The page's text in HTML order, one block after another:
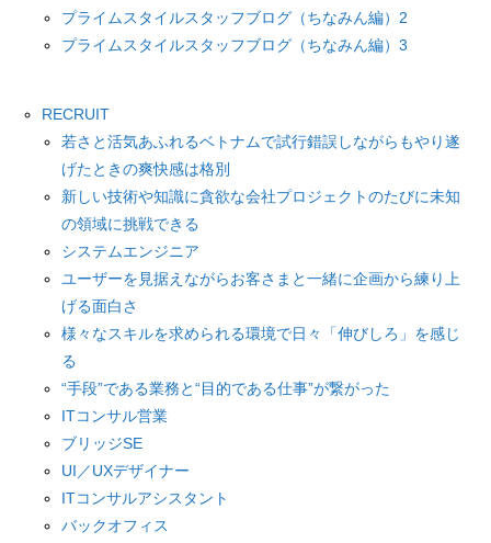
プライムスタイルスタッフブログ（ちなみん編）2
プライムスタイルスタッフブログ（ちなみん編）3
RECRUIT
若さと活気あふれるベトナムで試行錯誤しながらもやり遂
げたときの爽快感は格別
新しい技術や知識に貪欲な会社プロジェクトのたびに未知
の領域に挑戦できる
システムエンジニア
ユーザーを見据えながらお客さまと一緒に企画から練り上
げる面白さ
様々なスキルを求められる環境で日々「伸びしろ」を感じ
る
“手段”である業務と“目的である仕事”が繋がった
ITコンサル営業
ブリッジSE
UI／UXデザイナー
ITコンサルアシスタント
バックオフィス